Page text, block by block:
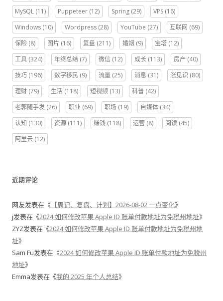
MySQL (11) Puppeteer (12) Spring (29) VPS (16)
Windows (10) Wordpress (28) YouTube (27) 互联网 (69)
保险 (8) 图片 (16) 复盘 (211) 婚姻 (9) 宝塔 (12)
工具 (324) 年终总结 (7) 微信 (12) 成长 (113) 房产 (40)
技巧 (196) 数字移民 (9) 流量 (25) 消息 (31) 涨见识 (80)
理财 (79) 生活 (118) 短视频 (13) 科普 (42)
老郭随手发 (26) 职业 (69) 职场 (19) 自媒体 (34)
认知 (130) 资源 (111) 赚钱 (118) 运营 (8) 阅读 (45)
阿里云 (12)
近期评论
网友发表在《 【周记、复盘、计划】2026-08-02 一点变化》
j发表在《2024 如何修改苹果 Apple ID 账单付款地址为免税州地址》
ZYZ发表在《2024 如何修改苹果 Apple ID 账单付款地址为免税州地
址》
Sam Fu发表在《2024 如何修改苹果 Apple ID 账单付款地址为免税州
地址》
Emma发表在《我的 2025 年个人总结》